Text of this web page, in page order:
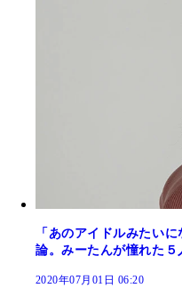
「あのアイドルみたい
論。みーたんが憧れた５
2020年07月01日 06:20